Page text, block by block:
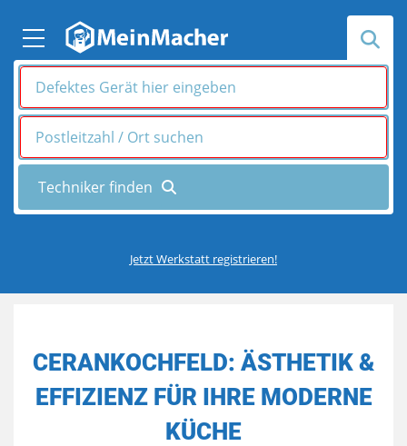
Jetzt Werkstatt registrieren!
CERANKOCHFELD: ÄSTHETIK &
EFFIZIENZ FÜR IHRE MODERNE
KÜCHE